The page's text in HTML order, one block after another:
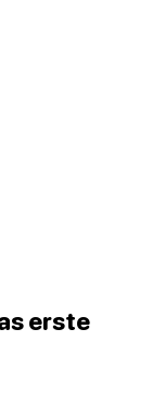
erste